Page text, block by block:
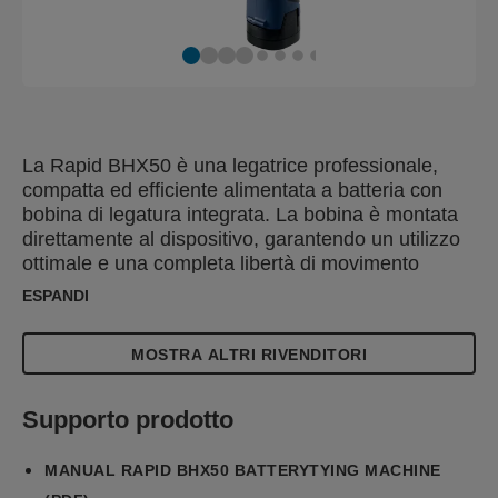
La Rapid BHX50 è una legatrice professionale,
compatta ed efficiente alimentata a batteria con
bobina di legatura integrata. La bobina è montata
direttamente al dispositivo, garantendo un utilizzo
ottimale e una completa libertà di movimento
quando si lavora in vigneto o frutteto. Funziona su
legaccio è regolabile tramite uno schermo LCD,
così da adattarsi alle diverse condizioni
ventose o una tensione più sciolta per condizioni di
vento calmo. L'utensile è dotato di un sistema di
caricamento veloce e automatico, dove la bobina
ESPANDI
MOSTRA ALTRI RIVENDITORI
Supporto prodotto
MANUAL RAPID BHX50 BATTERYTYING MACHINE